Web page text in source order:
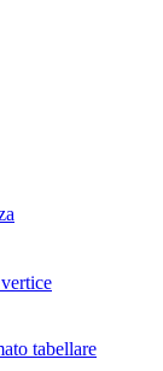
tabellare